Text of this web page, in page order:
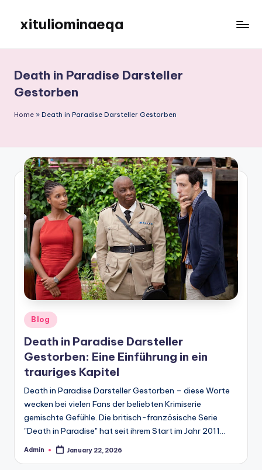
content
xituliominaeqa
Death in Paradise Darsteller
Gestorben
Home » Death in Paradise Darsteller Gestorben
Posted
in
Blog
Death in Paradise Darsteller
Gestorben: Eine Einführung in ein
trauriges Kapitel
Death in Paradise Darsteller Gestorben – diese Worte
wecken bei vielen Fans der beliebten Krimiserie
gemischte Gefühle. Die britisch-französische Serie
"Death in Paradise" hat seit ihrem Start im Jahr 2011…
Posted
Admin January 22, 2026